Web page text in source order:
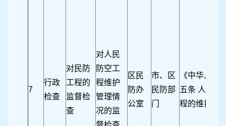
7
行政
检查
对民防
工程的
监督检
查
对人民
防空工
程维护
管理情
况的监
区民
防办
公室
市、区
民防部
门
《中华人民
五条 人民防
程的维护管